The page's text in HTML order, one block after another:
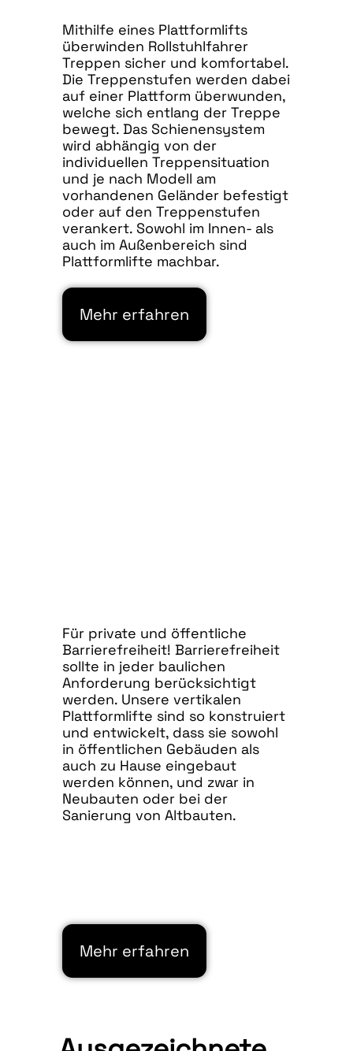
Mithilfe eines Plattformlifts
überwinden Rollstuhlfahrer
Treppen sicher und komfortabel.
Die Treppenstufen werden dabei
auf einer Plattform überwunden,
welche sich entlang der Treppe
bewegt. Das Schienensystem
wird abhängig von der
individuellen Treppensituation
und je nach Modell am
vorhandenen Geländer befestigt
oder auf den Treppenstufen
verankert. Sowohl im Innen- als
auch im Außenbereich sind
Plattformlifte machbar.
Mehr erfahren
Für private und öffentliche
Barrierefreiheit! Barrierefreiheit
sollte in jeder baulichen
Anforderung berücksichtigt
werden. Unsere vertikalen
Plattformlifte sind so konstruiert
und entwickelt, dass sie sowohl
in öffentlichen Gebäuden als
auch zu Hause eingebaut
werden können, und zwar in
Neubauten oder bei der
Sanierung von Altbauten.
Mehr erfahren